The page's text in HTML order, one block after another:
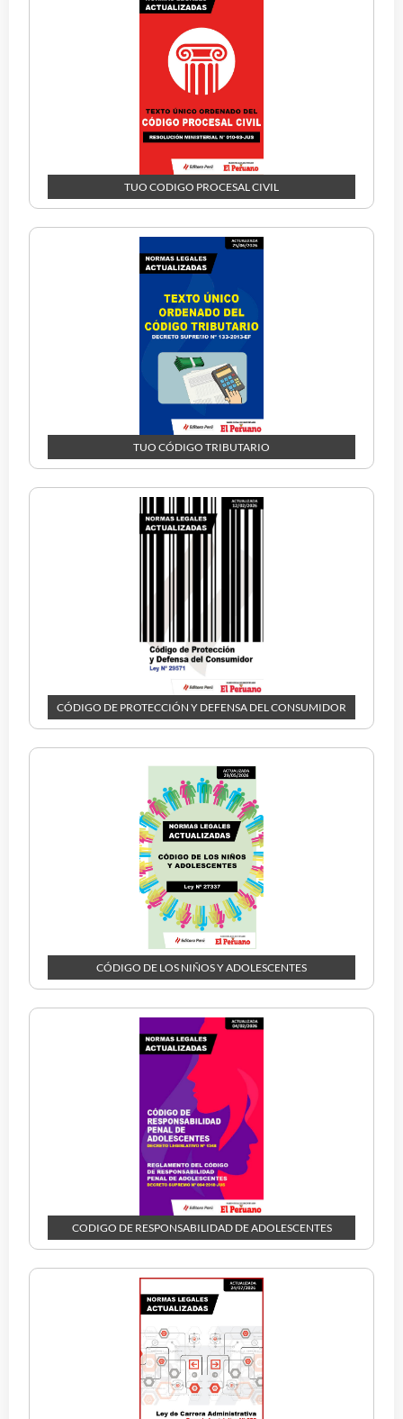
TUO CODIGO PROCESAL CIVIL
TUO CÓDIGO TRIBUTARIO
CÓDIGO DE PROTECCIÓN Y DEFENSA DEL CONSUMIDOR
CÓDIGO DE LOS NIÑOS Y ADOLESCENTES
CODIGO DE RESPONSABILIDAD DE ADOLESCENTES